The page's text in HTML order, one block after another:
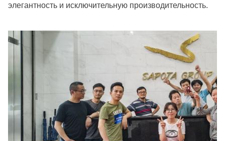
элегантность и исключительную производительность.